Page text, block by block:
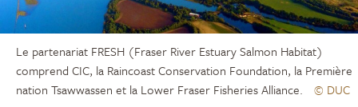
Le partenariat FRESH (Fraser River Estuary Salmon Habitat)
comprend CIC, la Raincoast Conservation Foundation, la Première
nation Tsawwassen et la Lower Fraser Fisheries Alliance.
© DUC